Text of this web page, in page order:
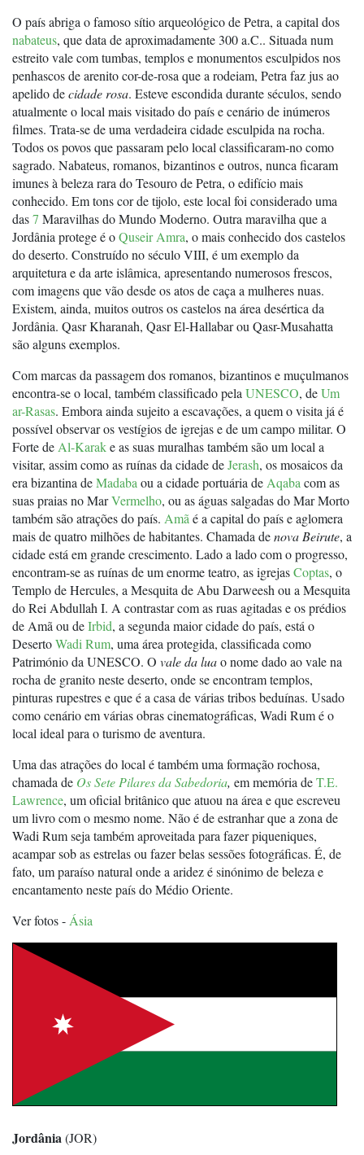
O país abriga o famoso sítio arqueológico de Petra, a capital dos
nabateus, que data de aproximadamente 300 a.C.. Situada num
estreito vale com tumbas, templos e monumentos esculpidos nos
penhascos de arenito cor-de-rosa que a rodeiam, Petra faz jus ao
apelido decidade rosa. Esteve escondida durante séculos, sendo
atualmente o local mais visitado do país e cenário de inúmeros
filmes. Trata-se de uma verdadeira cidade esculpida na rocha.
Todos os povos que passaram pelo local classificaram-no como
sagrado. Nabateus, romanos, bizantinos e outros, nunca ficaram
imunes à beleza rara do Tesouro de Petra, o edifício mais
conhecido. Em tons cor de tijolo, este local foi considerado uma
das7 Maravilhas do Mundo Moderno. Outra maravilha que a
Jordânia protege é oQuseir Amra, o mais conhecido dos castelos
do deserto. Construído no século VIII, é um exemplo da
arquitetura e da arte islâmica, apresentando numerosos frescos,
com imagens que vão desde os atos de caça a mulheres nuas.
Existem, ainda, muitos outros os castelos na área desértica da
Jordânia. Qasr Kharanah, Qasr El-Hallabar ou Qasr-Musahatta
são alguns exemplos.
Com marcas da passagem dos romanos, bizantinos e muçulmanos
encontra-se o local, também classificado pela UNESCO, deUm
ar-Rasas. Embora ainda sujeito a escavações, a quem o visita já é
possível observar os vestígios de igrejas e de um campo militar. O
Forte de Al-Karake as suas muralhas também são um local a
visitar, assim como as ruínas da cidade deJerash, os mosaicos da
era bizantina deMadaba ou a cidade portuária de Aqaba com as
suas praias no MarVermelho, ou as águas salgadas do Mar Morto
também são atrações do país. Amã é a capital do país e aglomera
mais de quatro milhões de habitantes. Chamada denova Beirute, a
cidade está em grande crescimento. Lado a lado com o progresso,
encontram-se as ruínas de um enorme teatro, as igrejasCoptas, o
Templo de Hercules, a Mesquita de Abu Darweesh ou a Mesquita
do Rei Abdullah I. A contrastar com as ruas agitadas e os prédios
de Amã ou deIrbid, a segunda maior cidade do país, está o
DesertoWadi Rum, uma área protegida, classificada como
Património da UNESCO. O vale da luao nome dado ao vale na
rocha de granito neste deserto, onde se encontram templos,
pinturas rupestres e que é a casa de várias tribos beduínas. Usado
como cenário em várias obras cinematográficas, Wadi Rum é o
local ideal para o turismo de aventura.
Uma das atrações do local é também uma formação rochosa,
chamada de Os Sete Pilares da Sabedoria, em memória deT.E.
Lawrence, um oficial britânico que atuou na área e que escreveu
um livro com o mesmo nome. Não é de estranhar que a zona de
Wadi Rum seja também aproveitada para fazer piqueniques,
acampar sob as estrelas ou fazer belas sessões fotográficas. É, de
fato, um paraíso natural onde a aridez é sinónimo de beleza e
encantamento neste país do Médio Oriente.
Ver fotos - Ásia
Jordânia(JOR)